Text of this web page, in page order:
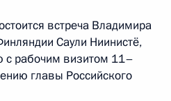
встреча Владимира
Саули Ниинистё,
с рабочим визитом 11–
главы Российского